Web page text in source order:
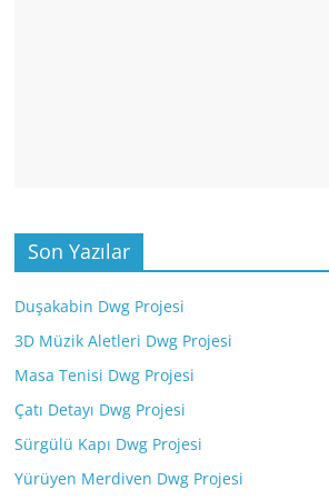
Son Yazılar
Duşakabin Dwg Projesi
3D Müzik Aletleri Dwg Projesi
Masa Tenisi Dwg Projesi
Çatı Detayı Dwg Projesi
Sürgülü Kapı Dwg Projesi
Yürüyen Merdiven Dwg Projesi